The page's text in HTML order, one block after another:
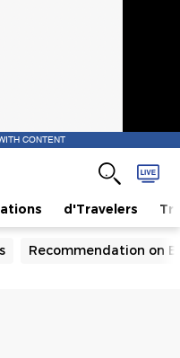
CONTENT
d'Travelers
Recommendation on